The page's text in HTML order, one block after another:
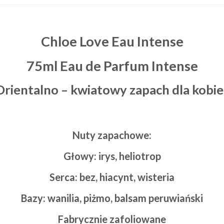
Chloe Love Eau Intense
75ml Eau de Parfum Intense
– kwiatowy zapach dla
Nuty zapachowe:
Głowy: irys, heliotrop
Serca: bez, hiacynt, wisteria
Bazy: wanilia, piżmo, balsam peruwiański
Fabrycznie zafoliowane